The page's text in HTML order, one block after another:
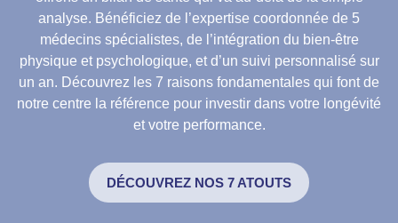
analyse. Bénéficiez de l’expertise coordonnée de 5
médecins spécialistes, de l’intégration du bien-être
physique et psychologique, et d’un suivi personnalisé sur
un an. Découvrez les 7 raisons fondamentales qui font de
notre centre la référence pour investir dans votre longévité
et votre performance.
DÉCOUVREZ NOS 7 ATOUTS